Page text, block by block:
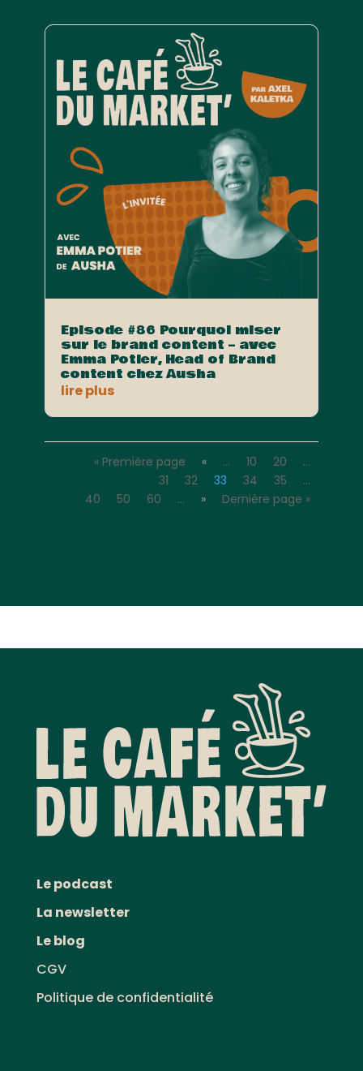
Episode #86 Pourquoi miser
sur le brand content – avec
Emma Potier, Head of Brand
content chez Ausha
lire plus
« Première page « … 10 20
…
31
32 33 34 35
…
40
50 60 … » Dernière page »
Le podcast
La newsletter
Le blog
CGV
Politique de confidentialité